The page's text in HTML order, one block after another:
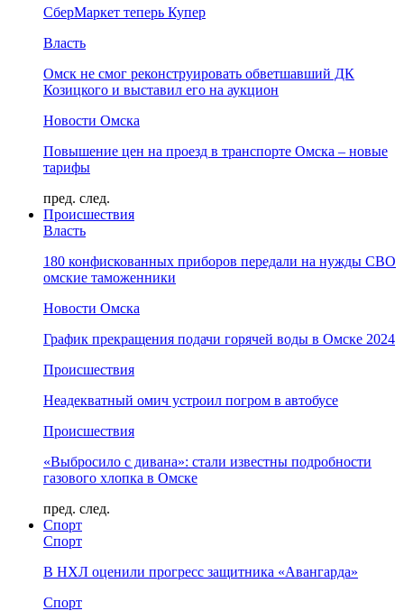
СберМаркет теперь Купер
Власть
Омск не смог реконструировать обветшавший ДК
Козицкого и выставил его на аукцион
Новости Омска
Повышение цен на проезд в транспорте Омска – новые
тарифы
пред. след.
Происшествия
Власть
180 конфискованных приборов передали на нужды СВО
омские таможенники
Новости Омска
График прекращения подачи горячей воды в Омске 2024
Происшествия
Неадекватный омич устроил погром в автобусе
Происшествия
«Выбросило с дивана»: стали известны подробности
газового хлопка в Омске
пред. след.
Спорт
Спорт
В НХЛ оценили прогресс защитника «Авангарда»
Спорт